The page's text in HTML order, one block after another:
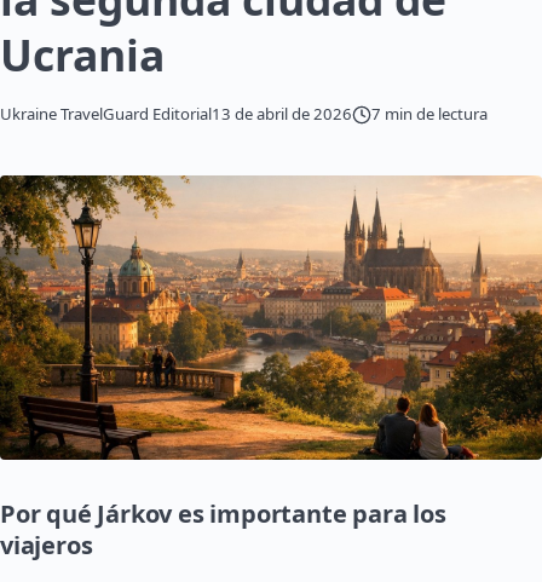
Ucrania
Ukraine TravelGuard Editorial13 de abril de 2026 7 min de lectura
Por qué Járkov es importante para los
viajeros